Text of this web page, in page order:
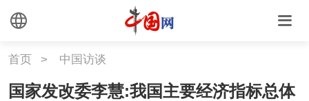
首页 > 中国访谈
国家发改委李慧:我国主要经济指标总体